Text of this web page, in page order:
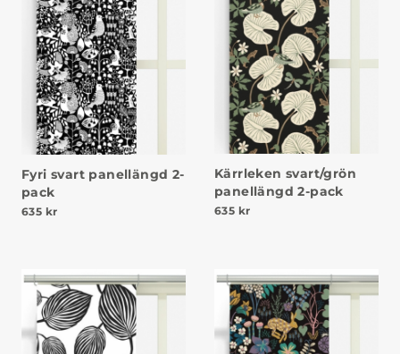
Fyri svart panellängd 2-
pack
635 kr
Kärrleken svart/grön
panellängd 2-pack
635 kr